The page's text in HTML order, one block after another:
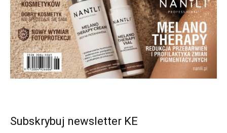
Subskrybuj newsletter KE